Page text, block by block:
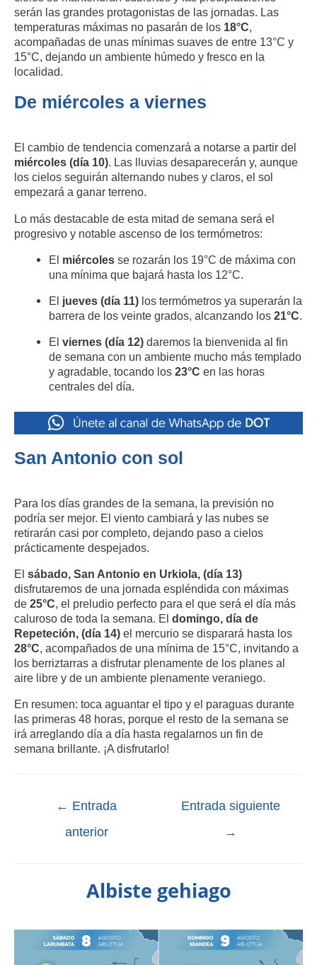
serán las grandes protagonistas de las jornadas. Las
temperaturas máximas no pasarán de los 18°C,
acompañadas de unas mínimas suaves de entre 13°C y
15°C, dejando un ambiente húmedo y fresco en la
localidad.
De miércoles a viernes
El cambio de tendencia comenzará a notarse a partir del
miércoles (día 10). Las lluvias desaparecerán y, aunque
los cielos seguirán alternando nubes y claros, el sol
empezará a ganar terreno.
Lo más destacable de esta mitad de semana será el
progresivo y notable ascenso de los termómetros:
El miércoles se rozarán los 19°C de máxima con
una mínima que bajará hasta los 12°C.
El jueves (día 11) los termómetros ya superarán la
barrera de los veinte grados, alcanzando los21°C.
Elviernes (día 12) daremos la bienvenida al fin
de semana con un ambiente mucho más templado
y agradable, tocando los23°C en las horas
centrales del día.
San Antonio con sol
Para los días grandes de la semana, la previsión no
podría ser mejor. El viento cambiará y las nubes se
retirarán casi por completo, dejando paso a cielos
prácticamente despejados.
El sábado, San Antonio en Urkiola, (día 13)
disfrutaremos de una jornada espléndida con máximas
de 25°C, el preludio perfecto para el que será el día más
caluroso de toda la semana. El domingo, día de
Repeteción, (día 14) el mercurio se disparará hasta los
28°C, acompañados de una mínima de 15°C, invitando a
los berriztarras a disfrutar plenamente de los planes al
aire libre y de un ambiente plenamente veraniego.
En resumen: toca aguantar el tipo y el paraguas durante
las primeras 48 horas, porque el resto de la semana se
irá arreglando día a día hasta regalarnos un fin de
semana brillante. ¡A disfrutarlo!
← Entrada
anterior
Entrada siguiente
→
Albiste gehiago